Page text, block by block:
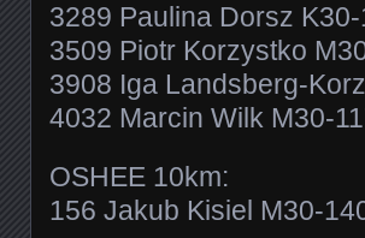
3289 Paulina Dorsz
3509 Piotr Korzystko
3908 Iga Landsberg-
4032 Marcin Wilk M30-
OSHEE 10km:
156 Jakub Kisiel M30-